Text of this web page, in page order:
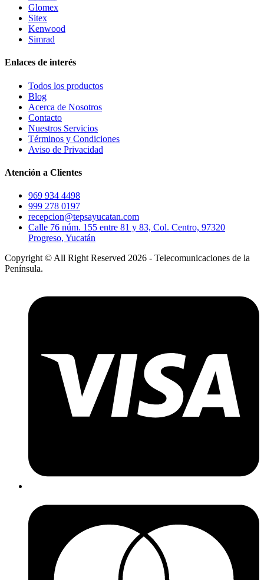
Glomex
Sitex
Kenwood
Simrad
Enlaces de interés
Todos los productos
Blog
Acerca de Nosotros
Contacto
Nuestros Servicios
Términos y Condiciones
Aviso de Privacidad
Atención a Clientes
969 934 4498
999 278 0197
recepcion@tepsayucatan.com
Calle 76 núm. 155 entre 81 y 83, Col. Centro, 97320
Progreso, Yucatán
Copyright © All Right Reserved 2026 - Telecomunicaciones de la
Península.